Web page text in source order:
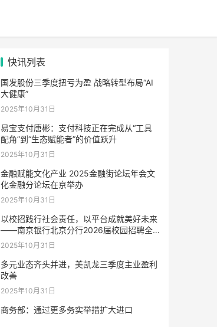
快讯列表
国发股份三季度扭亏为盈 战略转型布局“AI
大健康”
2025年10月31日
易宝支付唐彬：支付科技正在完成从“工具
配角”到“生态赋能者”的价值跃升
2025年10月31日
金融赋能文化产业 2025金融街论坛年会文
化金融分论坛在京举办
2025年10月31日
以校招践行社会责任，以平台成就美好未来
——南京银行北京分行2026届校园招聘全
面启动
2025年10月31日
多元业态齐头并进，美凯龙三季度主业盈利
改善
2025年10月31日
商务部：通过更多务实举措扩大进口